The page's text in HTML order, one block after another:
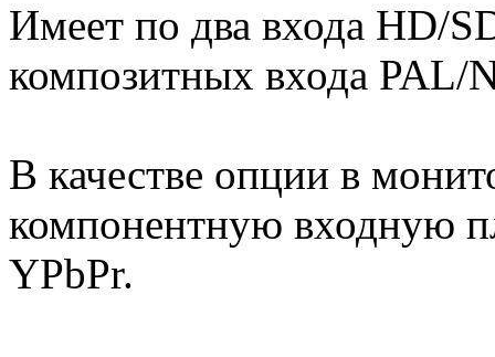
Имеет по два входа HD/
композитных входа PAL/
В качестве опции в
компонентную входную
YPbPr.